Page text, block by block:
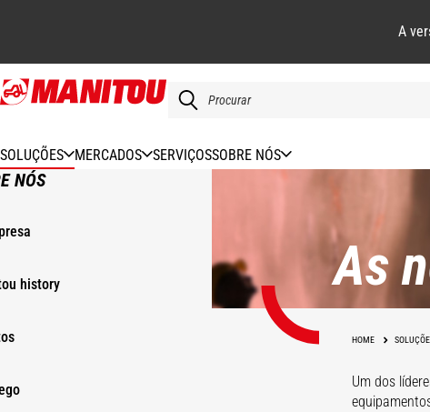
Skip
to
A
SOLUÇÕES MERCADOS SERVIÇOSSOBRE NÓS
NÓS
history As
HOME
Um dos